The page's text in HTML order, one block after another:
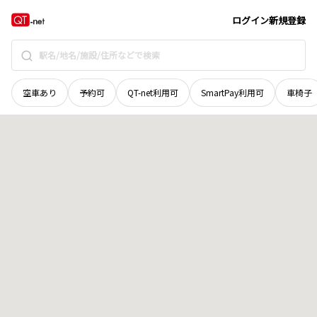
ログイン新規登録
空車あり 予約可 QT-net利用可 SmartPay利用可 車椅子
山口県